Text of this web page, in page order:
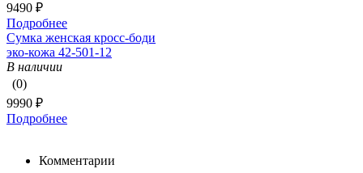
9490 ₽
Подробнее
Сумка женская кросс-боди
эко-кожа 42-501-12
В наличии
(0)
9990 ₽
Подробнее
Комментарии